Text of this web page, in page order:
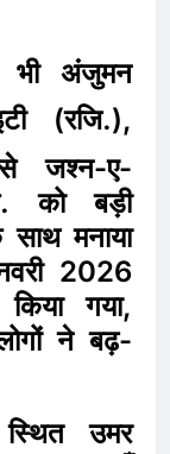
भी अंजुमन
जश्न-ए-
को बड़ी
मनाया
2026
गया,
ने बढ़-
उमर